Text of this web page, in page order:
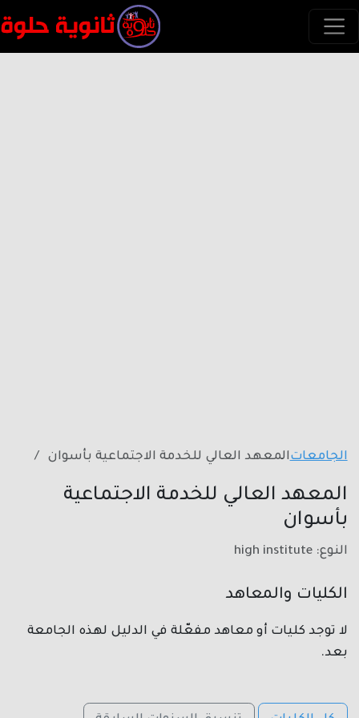
الجامعاتالمعهد العالي للخدمة الاجتماعية بأسوان
المعهد العالي للخدمة الاجتماعية
بأسوان
النوع: high institute
الكليات والمعاهد
لا توجد كليات أو معاهد مفعّلة في الدليل لهذه الجامعة
بعد.